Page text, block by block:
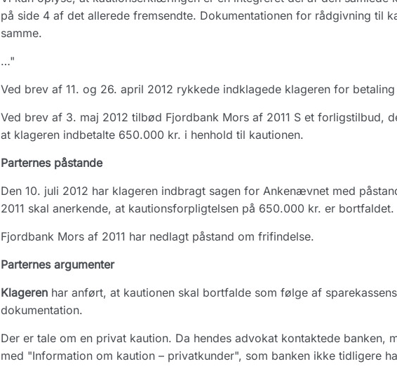
på side 4 af det allerede fremsendte. Dokumentationen for rådgivning til
samme.
…"
Ved brev af 11. og 26. april 2012 rykkede indklagede klageren for
Ved brev af 3. maj 2012 tilbød Fjordbank Mors af 2011 S et forligstilbud,
at klageren indbetalte 650.000 kr. i henhold til kautionen.
Parternes påstande
Den 10. juli 2012 har klageren indbragt sagen for Ankenævnet med
2011 skal anerkende, at kautionsforpligtelsen på 650.000 kr. er bortfaldet.
Fjordbank Mors af 2011 har nedlagt påstand om frifindelse.
Parternes argumenter
Klagerenhar anført, at kautionen skal bortfalde som følge af
dokumentation.
Der er tale om en privat kaution. Da hendes advokat kontaktede banken,
med "Information om kaution – privatkunder", som banken ikke tidligere